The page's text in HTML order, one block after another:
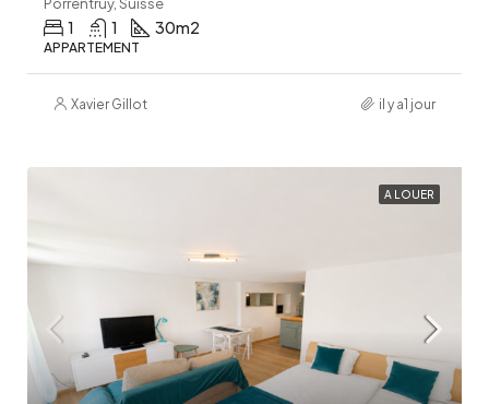
1 1 30m2
APPARTEMENT
Xavier Gillot il y a1 jour
A LOUER